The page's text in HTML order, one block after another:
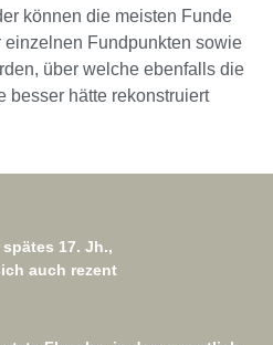
können die meisten Funde
einzelnen Fundpunkten sowie
über welche ebenfalls die
besser hätte rekonstruiert
17. Jh.,
auch rezent